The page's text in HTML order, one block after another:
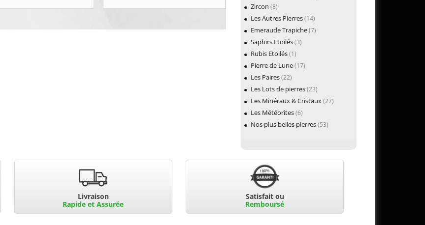
Zircon (8)
Les Autres Pierres(14)
Emeraude Trapiche(7)
Saphirs Etoilés(3)
Rubis Etoilés(1)
Pierre de Lune(17)
Les Paires(22)
Les Lots de pierres(23)
Les Minéraux & Cristaux(27)
Les Météorites(6)
Nos plus belles pierres(53)
Livraison
Rapide et Assurée
Satisfait ou
Remboursé